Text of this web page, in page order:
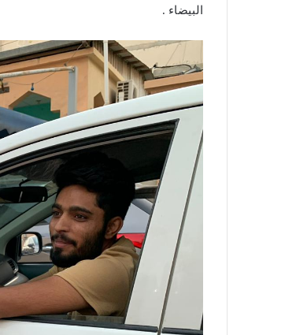
البيضاء .